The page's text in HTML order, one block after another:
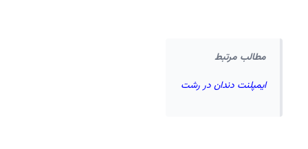
مطالب مرتبط
ایمپلنت دندان در رشت